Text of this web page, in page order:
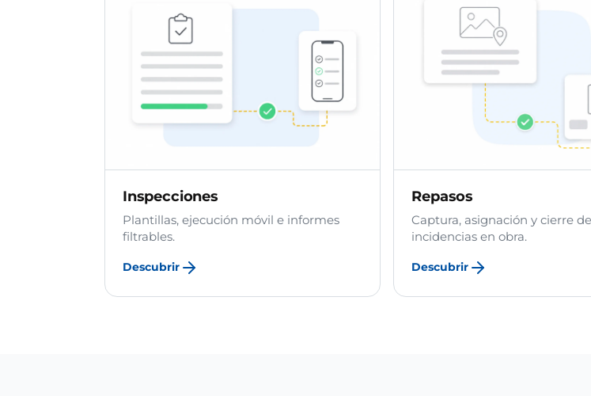
Inspecciones
Plantillas, ejecución móvil e informes
filtrables.
Descubrir
Repasos
Captura, asignación y cierre de
incidencias en obra.
Descubrir